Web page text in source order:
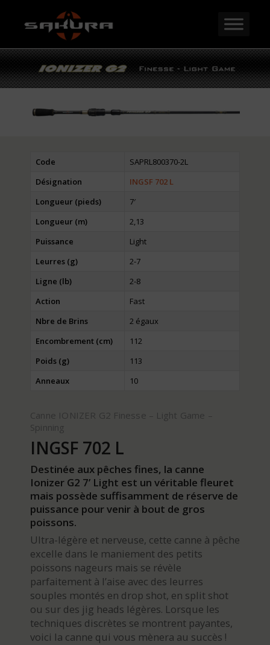
Code
SAPRL800370-2L
Désignation
INGSF 702 L
Longueur (pieds)
7′
Longueur (m)
2,13
Puissance
Light
Leurres (g)
2-7
Ligne (lb)
2-8
Action
Fast
Nbre de Brins
2 égaux
Encombrement (cm)
112
Poids (g)
113
Anneaux
10
Canne IONIZER G2 Finesse – Light Game –
Spinning
INGSF 702 L
Destinée aux pêches fines, la canne
Ionizer G2 7’ Light est un véritable fleuret
mais possède suffisamment de réserve de
puissance pour venir à bout de gros
poissons.
Ultra-légère et nerveuse, cette canne à pêche
excelle dans le maniement des petits
poissons nageurs mais se révèle
parfaitement à l’aise avec des leurres
souples montés en drop shot, en split shot
ou sur des jig heads légères. Lorsque les
techniques discrètes se montrent payantes,
voici la canne qui vous mènera au succès !